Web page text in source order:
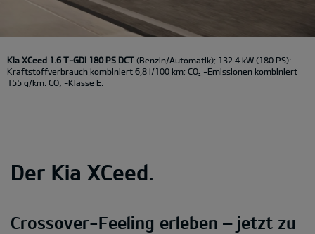
Kia XCeed 1.6 T-GDI 180 PS DCT (Benzin/Automatik); 132.4 kW (180 PS):
Kraftstoffverbrauch kombiniert 6,8 l/100 km; CO2
-Emissionen kombiniert
155 g/km. CO2 -Klasse E.
Der Kia XCeed.
Crossover-Feeling erleben – jetzt zu